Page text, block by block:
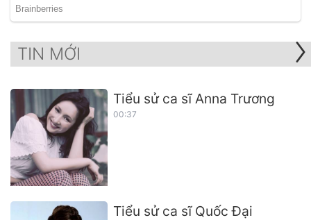
TIN MỚI
Tiểu sử ca sĩ Anna Trương
00:37
Tiểu sử ca sĩ Quốc Đại